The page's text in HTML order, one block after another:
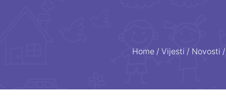
Home / Vijesti / Novosti /